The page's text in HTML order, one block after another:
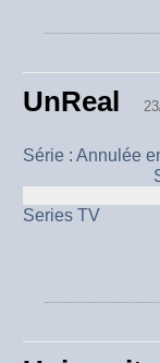
UnReal
Série : Annulée
Sarah
Series TV